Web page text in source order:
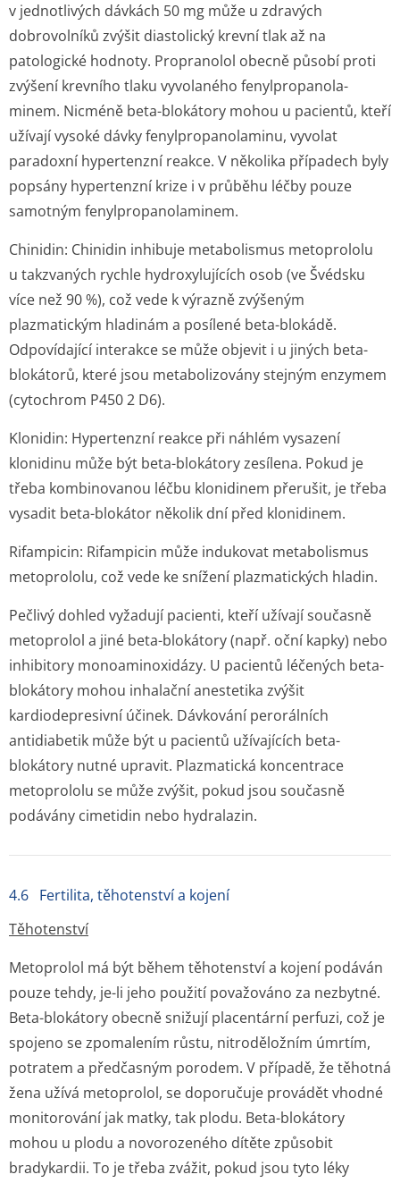
v jednotlivých dávkách 50 mg může u zdravých
dobrovolníků zvýšit diastolický krevní tlak až na
patologické hodnoty. Propranolol obecně působí proti
zvýšení krevního tlaku vyvolaného fenylpropanola­
minem. Nicméně beta-blokátory mohou u pacientů, kteří
užívají vysoké dávky fenylpropanolaminu, vyvolat
paradoxní hypertenzní reakce. V několika případech byly
popsány hypertenzní krize i v průběhu léčby pouze
samotným fenylpropanola­minem.
Chinidin: Chinidin inhibuje metabolismus metoprololu
u takzvaných rychle hydroxylujících osob (ve Švédsku
více než 90 %), což vede k výrazně zvýšeným
plazmatickým hladinám a posílené beta-blokádě.
Odpovídající interakce se může objevit i u jiných beta-
blokátorů, které jsou metabolizovány stejným enzymem
(cytochrom P450 2 D6).
Klonidin: Hypertenzní reakce při náhlém vysazení
klonidinu může být beta-blokátory zesílena. Pokud je
třeba kombinovanou léčbu klonidinem přerušit, je třeba
vysadit beta-blokátor několik dní před klonidinem.
Rifampicin: Rifampicin může indukovat metabolismus
metoprololu, což vede ke snížení plazmatických hladin.
Pečlivý dohled vyžadují pacienti, kteří užívají současně
metoprolol a jiné beta-blokátory (např. oční kapky) nebo
inhibitory monoaminoxidázy. U pacientů léčených beta-
blokátory mohou inhalační anestetika zvýšit
kardiodepresivní účinek. Dávkování perorálních
antidiabetik může být u pacientů užívajících beta-
blokátory nutné upravit. Plazmatická koncentrace
metoprololu se může zvýšit, pokud jsou současně
podávány cimetidin nebo hydralazin.
4.6 Fertilita, těhotenství a kojení
Těhotenství
Metoprolol má být během těhotenství a kojení podáván
pouze tehdy, je-li jeho použití považováno za nezbytné.
Beta-blokátory obecně snižují placentární perfuzi, což je
spojeno se zpomalením růstu, nitroděložním úmrtím,
potratem a předčasným porodem. V případě, že těhotná
žena užívá metoprolol, se doporučuje provádět vhodné
monitorování jak matky, tak plodu. Beta-blokátory
mohou u plodu a novorozeného dítěte způsobit
bradykardii. To je třeba zvážit, pokud jsou tyto léky